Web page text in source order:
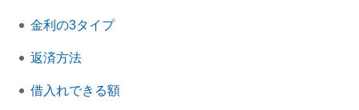
金利の3タイプ
返済方法
借入れできる額